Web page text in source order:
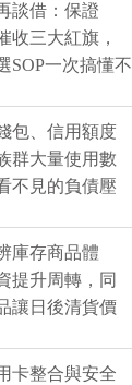
談借：保證
收三大紅旗，
SOP一次搞懂不
包、信用額度
群大量使用數
不見的負債壓
庫存商品體
提升周轉，同
讓日後清貨價
卡整合與安全